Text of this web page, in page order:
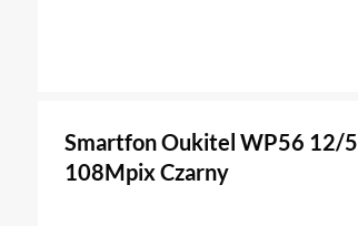
Smartfon Oukitel WP56 12/
108Mpix Czarny